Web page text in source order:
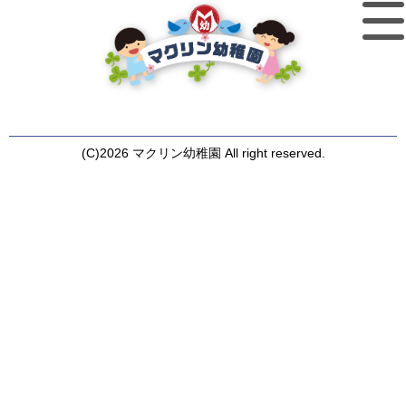
(C)2026 マクリン幼稚園 All right reserved.